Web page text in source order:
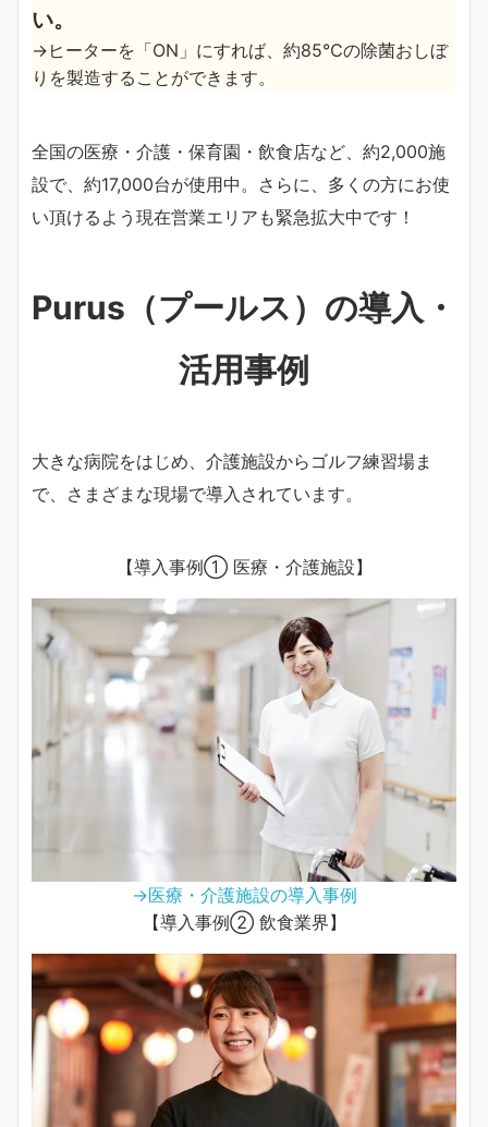
い。
→ヒーターを「ON」にすれば、約85℃の除菌おしぼ
りを製造することができます。
全国の医療・介護・保育園・飲食店など、約2,000施
設で、約17,000台が使用中。さらに、多くの方にお使
い頂けるよう現在営業エリアも緊急拡大中です！
Purus（プールス）の導入・
活用事例
大きな病院をはじめ、介護施設からゴルフ練習場ま
で、さまざまな現場で導入されています。
【導入事例① 医療・介護施設】
→医療・介護施設の導入事例
【導入事例② 飲食業界】